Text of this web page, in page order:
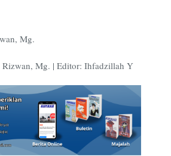
Mg.
Rizwan, Mg. | Editor: Ihfadzillah Y